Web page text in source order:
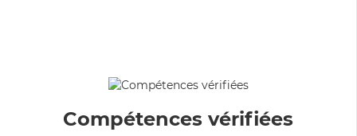
Compétences vérifiées